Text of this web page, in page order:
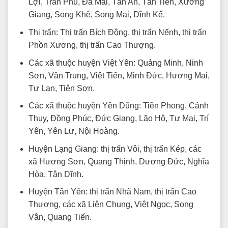
Lợi, Trần Phú, Đa Mai, Tân An, Tân Tiến, Xương
Giang, Song Khê, Song Mai, Dĩnh Kế.
Thị trấn: Thị trấn Bích Động, thị trấn Nếnh, thị trấn
Phồn Xương, thị trấn Cao Thượng.
Các xã thuộc huyện Việt Yên: Quảng Minh, Ninh
Sơn, Vân Trung, Việt Tiến, Minh Đức, Hương Mai,
Tự Lạn, Tiên Sơn.
Các xã thuộc huyện Yên Dũng: Tiền Phong, Cảnh
Thụy, Đồng Phúc, Đức Giang, Lão Hộ, Tư Mại, Trí
Yên, Yên Lư, Nội Hoàng.
Huyện Lạng Giang: thị trấn Vôi, thị trấn Kép, các
xã Hương Sơn, Quang Thịnh, Dương Đức, Nghĩa
Hòa, Tân Dĩnh.
Huyện Tân Yên: thị trấn Nhã Nam, thị trấn Cao
Thượng, các xã Liên Chung, Việt Ngọc, Song
Vân, Quang Tiến.